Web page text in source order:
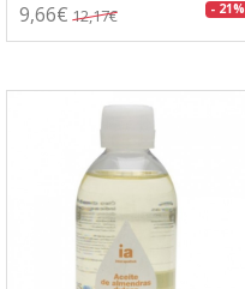
9,66€ 12,17€ - 21%